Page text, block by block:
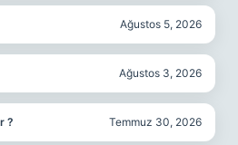
Ağustos 5, 2026
Ağustos 3, 2026
? Temmuz 30, 2026